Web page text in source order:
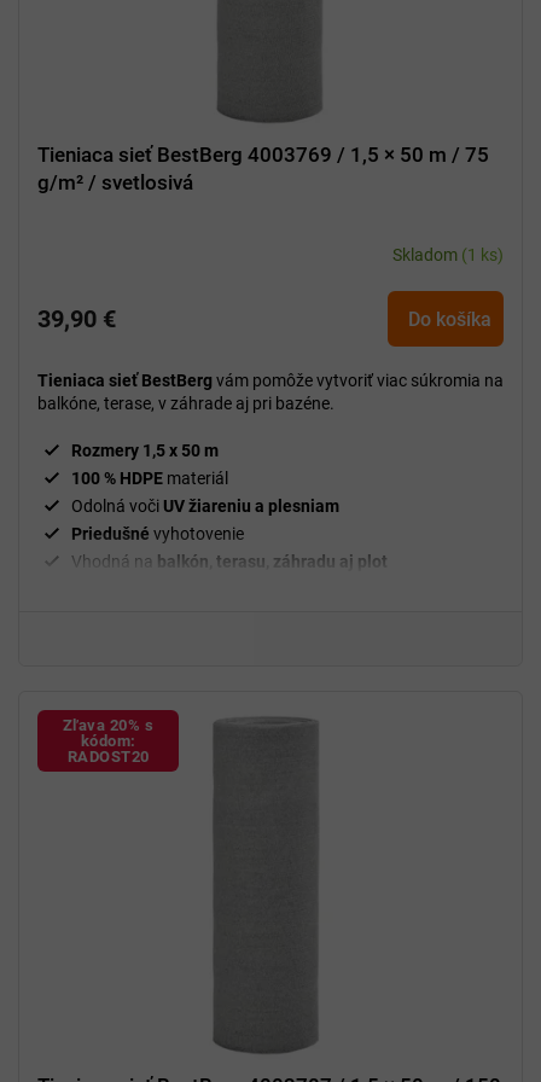
Tieniaca sieť BestBerg 4003769 / 1,5 × 50 m / 75
g/m² / svetlosivá
Skladom (1 ks)
39,90 € Do košíka
Tieniaca sieť BestBerg vám pomôže vytvoriť viac súkromia na
balkóne, terase, v záhrade aj pri bazéne.
Rozmery 1,5 x 50 m
100 % HDPE materiál
Odolná voči UV žiareniu a plesniam
Priedušné vyhotovenie
Vhodná na balkón, terasu, záhradu aj plot
Zľava 20% s
kódom:
RADOST20